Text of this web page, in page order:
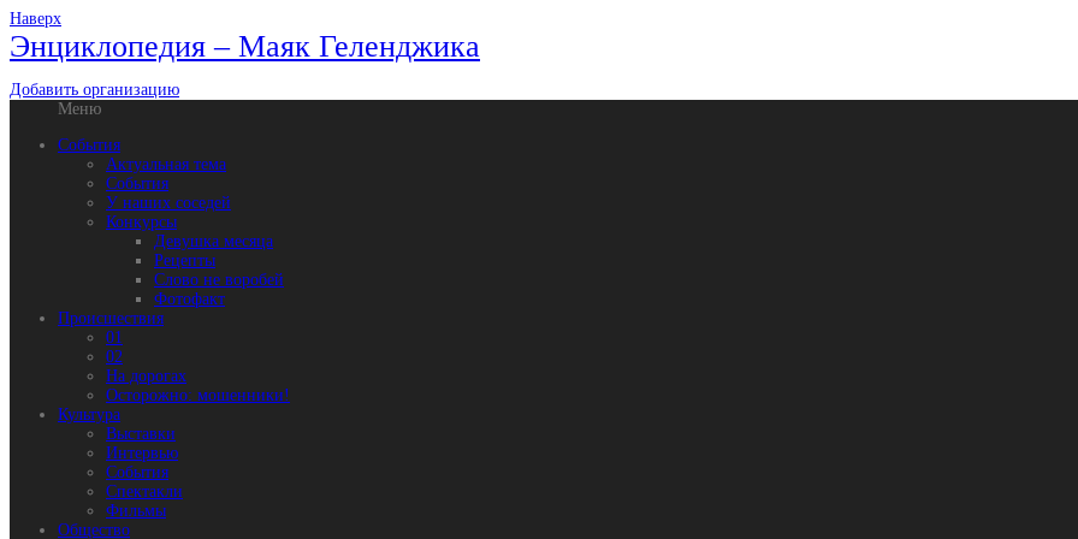
Наверх
Энциклопедия – Маяк Геленджика
Добавить организацию
Меню
События
Актуальная тема
События
У наших соседей
Конкурсы
Девушка месяца
Рецепты
Слово не воробей
Фотофакт
Происшествия
01
02
На дорогах
Осторожно: мошенники!
Культура
Выставки
Интервью
События
Спектакли
Фильмы
Общество